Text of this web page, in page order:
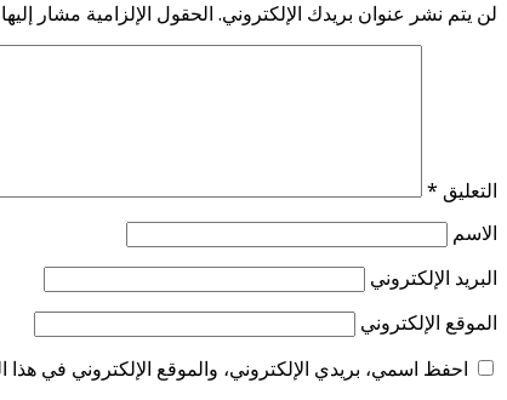
لن يتم نشر عنوان بريدك الإلكتروني. الحقول الإلزامية مشار إليها
التعليق *
الاسم
البريد الإلكتروني
الموقع الإلكتروني
احفظ اسمي، بريدي الإلكتروني، والموقع الإلكتروني في هذا